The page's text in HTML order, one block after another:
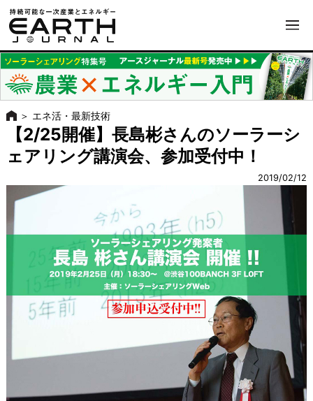
＞ エネ活・最新技術
【2/25開催】長島彬さんのソーラーシ
ェアリング講演会、参加受付中！
2019/02/12